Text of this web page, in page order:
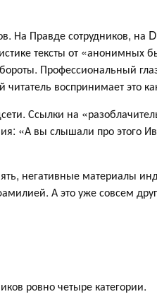
На Правде сотрудников,
тексты от
Профессиональный
воспринимает это
Ссылки на
«А вы слышали про этого
негативные материалы
А это уже совсем
ровно четыре категории.